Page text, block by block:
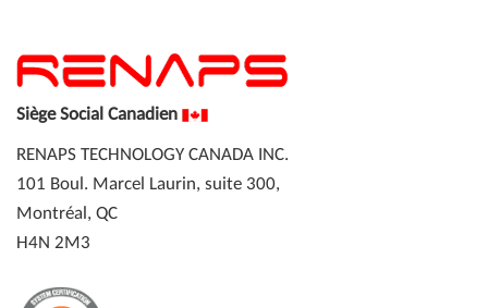
Siège Social Canadien
RENAPS TECHNOLOGY CANADA INC.
101 Boul. Marcel Laurin, suite 300,
Montréal, QC
H4N 2M3